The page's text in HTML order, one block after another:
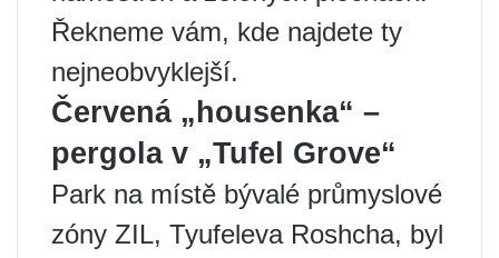
Řekneme vám, kde najdete ty
nejneobvyklejší.
Červená „housenka“ –
pergola v „Tufel Grove“
Park na místě bývalé průmyslové
zóny ZIL, Tyufeleva Roshcha, byl